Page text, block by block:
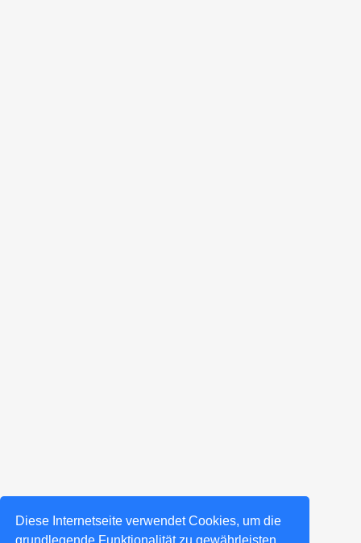
Diese Internetseite verwendet Cookies, um die
grundlegende Funktionalität zu gewährleisten,